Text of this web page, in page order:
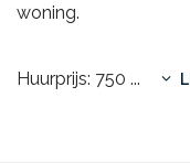
woning.
Huurprijs: 750 ...